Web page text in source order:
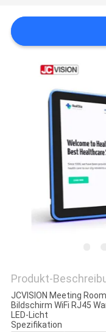
EIN
ANGEBOT
SITEMAP
Produkt-
JCVISION Meeting
Bildschirm WiFi RJ45
LED-Licht
Spezifikation